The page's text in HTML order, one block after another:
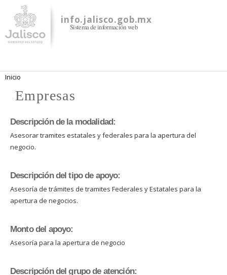
contenido
principal
info.jalisco.gob.mx
Sistema de información web
Se encuentra usted aquí
Inicio
Empresas
Descripción de la modalidad:
Asesorar tramites estatales y federales para la apertura del
negocio.
Descripción del tipo de apoyo:
Asesoría de trámites de tramites Federales y Estatales para la
apertura de negocios.
Monto del apoyo:
Asesoría para la apertura de negocio
Descripción del grupo de atención: